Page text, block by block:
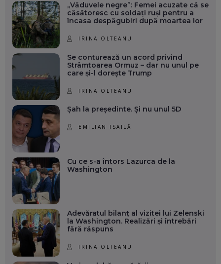
„Văduvele negre”: Femei acuzate că se
căsătoresc cu soldați ruși pentru a
încasa despăgubiri după moartea lor
IRINA OLTEANU
Se conturează un acord privind
Strâmtoarea Ormuz – dar nu unul pe
care și-l dorește Trump
IRINA OLTEANU
Șah la președinte. Și nu unul 5D
EMILIAN ISAILĂ
Cu ce s-a întors Lazurca de la
Washington
Adevăratul bilanț al vizitei lui Zelenski
la Washington. Realizări și întrebări
fără răspuns
IRINA OLTEANU